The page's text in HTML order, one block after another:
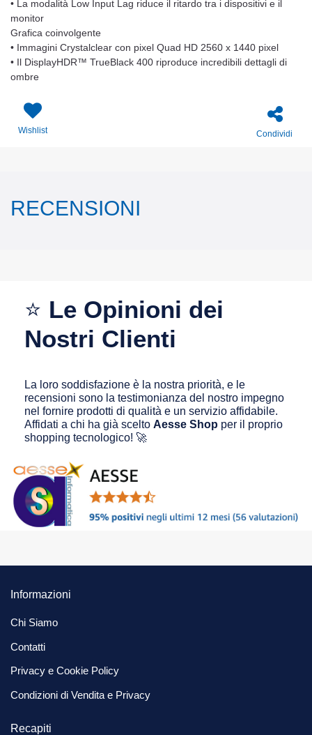
• La modalità Low Input Lag riduce il ritardo tra i dispositivi e il
monitor
Grafica coinvolgente
• Immagini Crystalclear con pixel Quad HD 2560 x 1440 pixel
• Il DisplayHDR™ TrueBlack 400 riproduce incredibili dettagli di
ombre
Wishlist Condividi
RECENSIONI
⭐ Le Opinioni dei
Nostri Clienti
La loro soddisfazione è la nostra priorità, e le
recensioni sono la testimonianza del nostro impegno
nel fornire prodotti di qualità e un servizio affidabile.
Affidati a chi ha già scelto Aesse Shop per il proprio
shopping tecnologico! 🚀
Informazioni
Chi Siamo
Contatti
Privacy e Cookie Policy
Condizioni di Vendita e Privacy
Recapiti